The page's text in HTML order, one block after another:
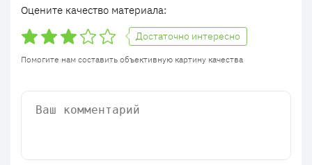
Оцените качество материала:
Достаточно интересно
Помогите нам составить объективную картину качества